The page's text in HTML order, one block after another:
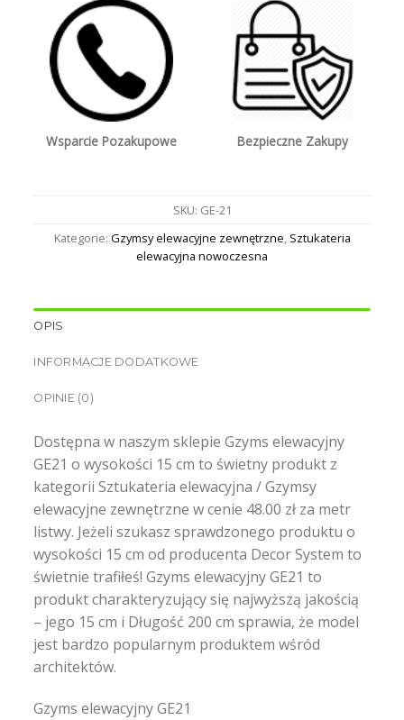
Wsparcie Pozakupowe Bezpieczne Zakupy
SKU: GE-21
Kategorie: Gzymsy elewacyjne zewnętrzne, Sztukateria
elewacyjna nowoczesna
OPIS
INFORMACJE DODATKOWE
OPINIE (0)
Dostępna w naszym sklepie Gzyms elewacyjny
GE21 o wysokości 15 cm to świetny produkt z
kategorii Sztukateria elewacyjna / Gzymsy
elewacyjne zewnętrzne w cenie 48.00 zł za metr
listwy. Jeżeli szukasz sprawdzonego produktu o
wysokości 15 cm od producenta Decor System to
świetnie trafiłeś! Gzyms elewacyjny GE21 to
produkt charakteryzujący się najwyższą jakością
– jego 15 cm i Długość 200 cm sprawia, że model
jest bardzo popularnym produktem wśród
architektów.
Gzyms elewacyjny GE21